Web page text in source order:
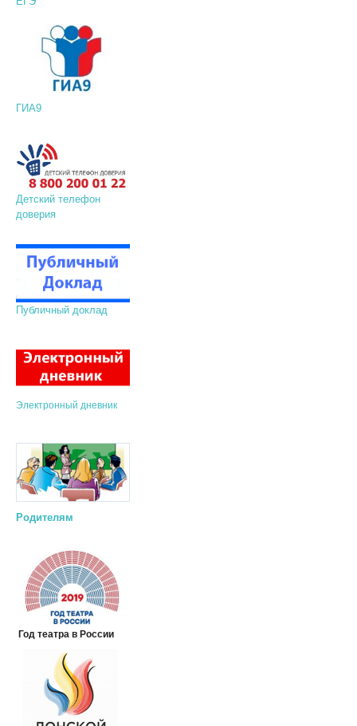
ГИА9
Детский телефон
доверия
Публичный доклад
Электронный дневник
Родителям
Год театра в России